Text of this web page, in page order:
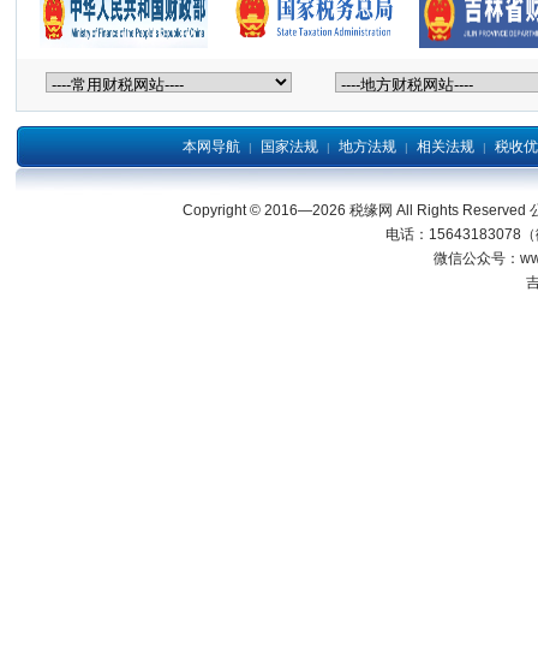
本网导航 | 国家法规 | 地方法规 | 相关法规 | 税收
Copyright © 2016—2026 税缘网 All Rights Reserved
电话：15643183078
微信公众号：